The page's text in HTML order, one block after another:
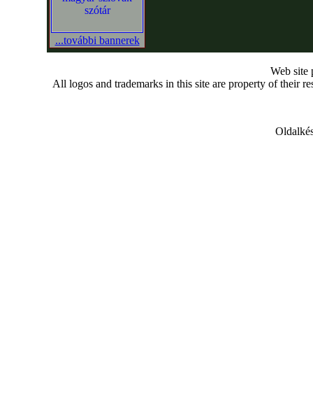
...további bannerek
Web site
All logos and trademarks in this site are property of their